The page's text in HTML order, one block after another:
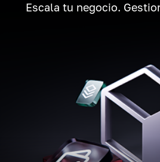
Escala tu negocio.